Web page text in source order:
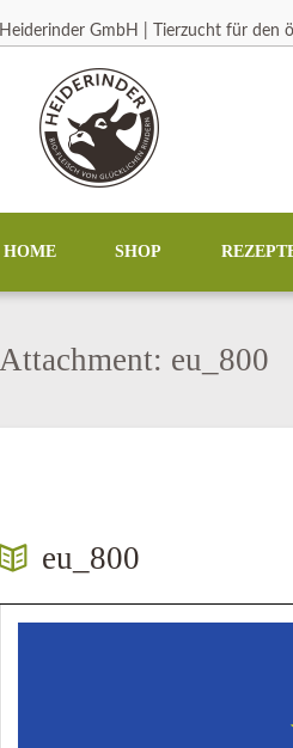
Heiderinder GmbH | Tierzucht für den
HOME SHOP
Attachment: eu_800
eu_800